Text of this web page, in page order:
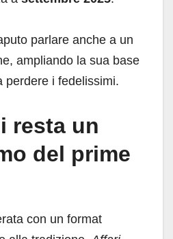
parlare anche a un
ampliando la sua base
perdere i fedelissimi.
resta un
del prime
con un format